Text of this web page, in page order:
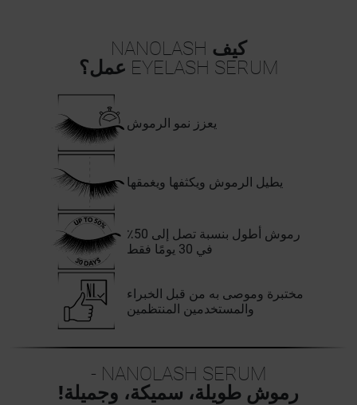
كيف
EYELASH SERUM عمل؟
يعزز نمو الرموش
يطيل الرموش ويكثفها ويغمقها
رموش أطول بنسبة تصل إلى 50٪
في 30 يومًا فقط
مختبرة وموصى به من قبل الخبراء
والمستخدمين المنتظمين
NANOLASH SERUM -
رموش طويلة، سميكة، وجميلة!